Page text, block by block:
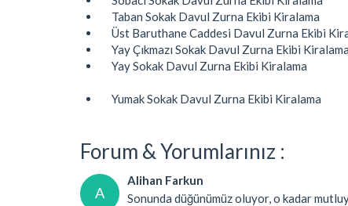
Taban Sokak Davul Zurna Ekibi Kiralama
Üst Baruthane Caddesi Davul Zurna Ekibi
Yay Çıkmazı Sokak Davul Zurna Ekibi Kiralama
Yay Sokak Davul Zurna Ekibi Kiralama
Yumak Sokak Davul Zurna Ekibi Kiralama
Forum & Yorumlarınız :
A
Alihan Farkun
Sonunda düğünümüz oluyor, o kadar